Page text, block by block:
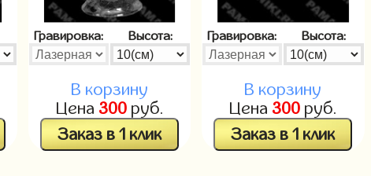
Гравировка: Высота:
В корзину
Цена 300руб.
Заказ в 1 клик
Гравировка: Высота:
В корзину
Цена 300руб.
Заказ в 1 клик